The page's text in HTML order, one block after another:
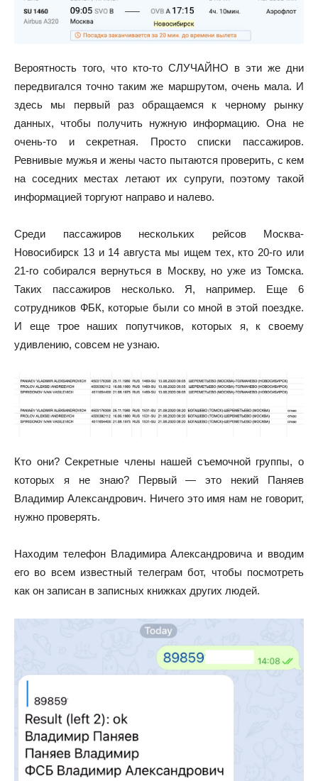
Вероятность того, что кто-то СЛУЧАЙНО в эти же дни
передвигался точно таким же маршрутом, очень мала. И
здесь мы первый раз обращаемся к черному рынку
данных, чтобы получить нужную информацию. Она не
очень-то и секретная. Просто списки пассажиров.
Ревнивые мужья и жены часто пытаются проверить, с кем
на соседних местах летают их супруги, поэтому такой
информацией торгуют направо и налево.
Среди пассажиров нескольких рейсов Москва-
Новосибирск 13 и 14 августа мы ищем тех, кто 20-го или
21-го собирался вернуться в Москву, но уже из Томска.
Таких пассажиров несколько. Я, например. Еще 6
сотрудников ФБК, которые были со мной в этой поездке.
И еще трое наших попутчиков, которых я, к своему
удивлению, совсем не узнаю.
Кто они? Секретные члены нашей съемочной группы, о
которых я не знаю? Первый — это некий Паняев
Владимир Александрович. Ничего это имя нам не говорит,
нужно проверять.
Находим телефон Владимира Александровича и вводим
его во всем известный телеграм бот, чтобы посмотреть
как он записан в записных книжках других людей.